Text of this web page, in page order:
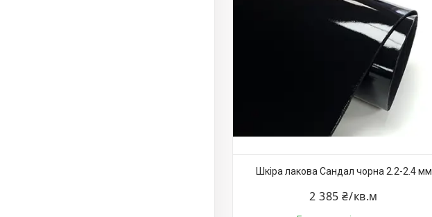
Шкіра лакова Сандал чорна 2.2-2.4 мм
2 385 ₴/кв.м